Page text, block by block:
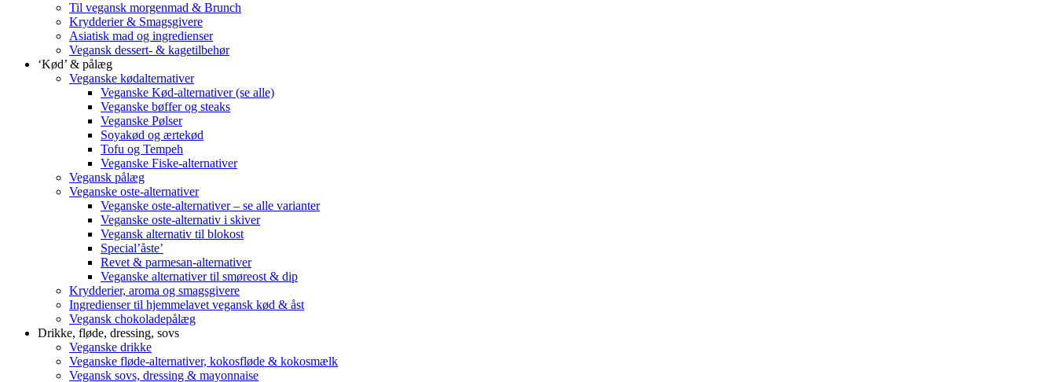
Til vegansk morgenmad & Brunch
Krydderier & Smagsgivere
Asiatisk mad og ingredienser
Vegansk dessert- & kagetilbehør
‘Kød’ & pålæg
Veganske kødalternativer
Veganske Kød-alternativer (se alle)
Veganske bøffer og steaks
Veganske Pølser
Soyakød og ærtekød
Tofu og Tempeh
Veganske Fiske-alternativer
Vegansk pålæg
Veganske oste-alternativer
Veganske oste-alternativer – se alle varianter
Veganske oste-alternativ i skiver
Vegansk alternativ til blokost
Special’åste’
Revet & parmesan-alternativer
Veganske alternativer til smøreost & dip
Krydderier, aroma og smagsgivere
Ingredienser til hjemmelavet vegansk kød & åst
Vegansk chokoladepålæg
Drikke, fløde, dressing, sovs
Veganske drikke
Veganske fløde-alternativer, kokosfløde & kokosmælk
Vegansk sovs, dressing & mayonnaise